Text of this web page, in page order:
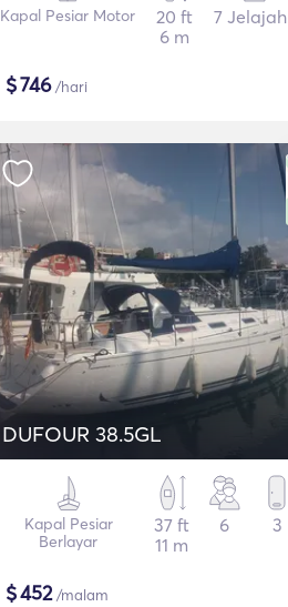
Kapal Pesiar Motor
20 ft
6 m
7 Jelajah
$746/hari
DUFOUR 38.5GL
Kapal Pesiar
Berlayar
37 ft
11 m
6 3
$452/malam